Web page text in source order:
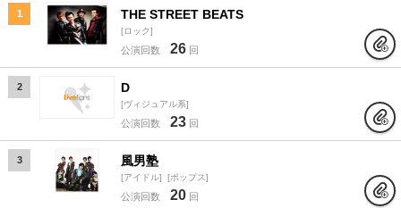
1 THE STREET BEATS
ロック
公演回数 26 回
2 D
ヴィジュアル系
公演回数 23 回
3 風男塾
アイドル ポップス
公演回数 20 回